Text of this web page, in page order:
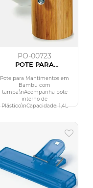
PO-00723
POTE PARA
BAMBU DUBAI - 1,4 L
Pote para Mantimentos em
Bambu com
tampa.\nAcompanha pote
interno de
Plástico.\nCapacidade: 1,4L